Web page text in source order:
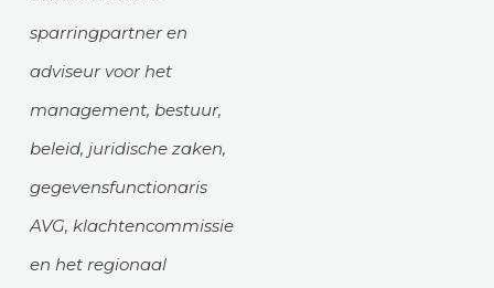
sparringpartner en
adviseur voor het
management, bestuur,
beleid, juridische zaken,
gegevensfunctionaris
AVG, klachtencommissie
en het regionaal